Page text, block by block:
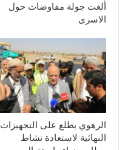
ألغت جولة مفاوضات حول
الاسرى
الرهوي يطلع على التجهيزات
النهائية لاستعادة نشاط